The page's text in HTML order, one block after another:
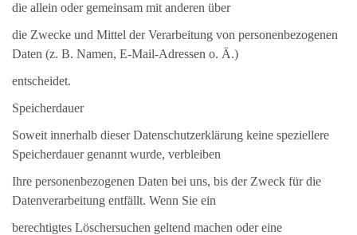
die allein oder gemeinsam mit anderen über
die Zwecke und Mittel der Verarbeitung von personenbezogenen
Daten (z. B. Namen, E-Mail-Adressen o. Ä.)
entscheidet.
Speicherdauer
Soweit innerhalb dieser Datenschutzerklärung keine speziellere
Speicherdauer genannt wurde, verbleiben
Ihre personenbezogenen Daten bei uns, bis der Zweck für die
Datenverarbeitung entfällt. Wenn Sie ein
berechtigtes Löschersuchen geltend machen oder eine